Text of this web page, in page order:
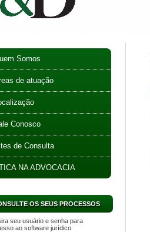
Somos
de atuação
Conosco
de Consulta
NA ADVOCACIA
OS SEUS PROCESSOS
seu usuário e senha para
ao software jurídico